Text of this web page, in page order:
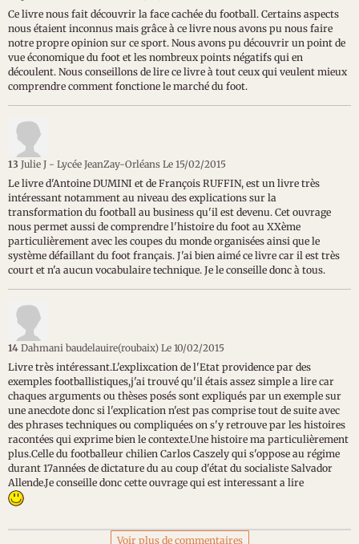
Ce livre nous fait découvrir la face cachée du football. Certains aspects
nous étaient inconnus mais grâce à ce livre nous avons pu nous faire
notre propre opinion sur ce sport. Nous avons pu découvrir un point de
vue économique du foot et les nombreux points négatifs qui en
découlent. Nous conseillons de lire ce livre à tout ceux qui veulent mieux
comprendre comment fonctione le marché du foot.
13 Julie J - Lycée JeanZay-Orléans Le 15/02/2015
Le livre d'Antoine DUMINI et de François RUFFIN, est un livre très
intéressant notamment au niveau des explications sur la
transformation du football au business qu'il est devenu. Cet ouvrage
nous permet aussi de comprendre l'histoire du foot au XXème
particulièrement avec les coupes du monde organisées ainsi que le
système défaillant du foot français. J'ai bien aimé ce livre car il est très
court et n'a aucun vocabulaire technique. Je le conseille donc à tous.
14 Dahmani baudelauire(roubaix) Le 10/02/2015
Livre très intéressant.L'explixcation de l'Etat providence par des
exemples footballistiques,j'ai trouvé qu'il étais assez simple a lire car
chaques arguments ou thèses posés sont expliqués par un exemple sur
une anecdote donc si l'explication n'est pas comprise tout de suite avec
des phrases techniques ou compliquées on s'y retrouve par les histoires
racontées qui exprime bien le contexte.Une histoire ma particulièrement
plus.Celle du footballeur chilien Carlos Caszely qui s'oppose au régime
durant 17années de dictature du au coup d'état du socialiste Salvador
Allende.Je conseille donc cette ouvrage qui est interessant a lire
Voir plus de commentaires